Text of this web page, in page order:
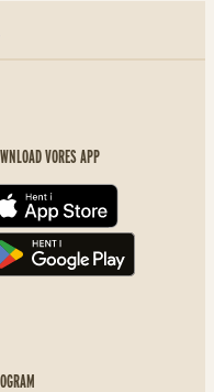
VORES APP
store
store